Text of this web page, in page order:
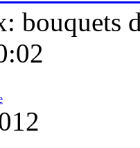
bouquets